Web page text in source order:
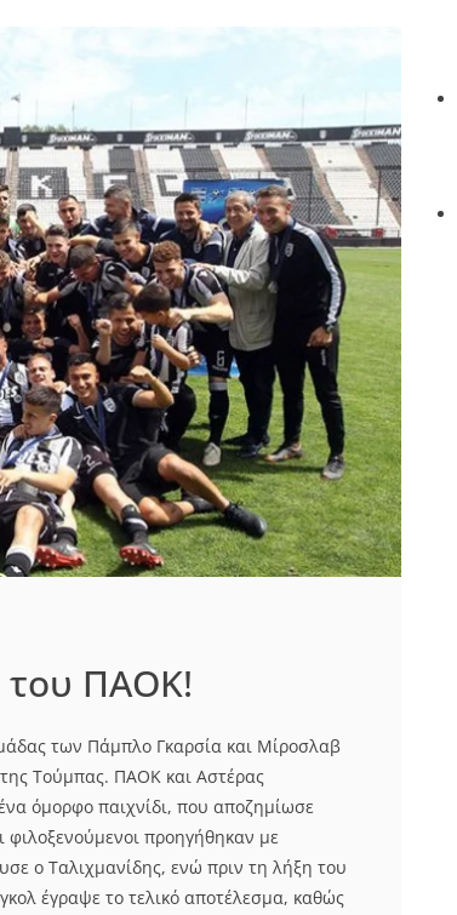
του ΠΑΟΚ!
των Πάμπλο Γκαρσία και Μίροσλαβ
Τούμπας. ΠΑΟΚ και Αστέρας
όμορφο παιχνίδι, που αποζημίωσε
προηγήθηκαν με
ο Ταλιχμανίδης, ενώ πριν τη λήξη του
έγραψε το τελικό αποτέλεσμα, καθώς